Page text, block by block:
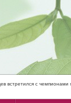
встретился с чемпионами